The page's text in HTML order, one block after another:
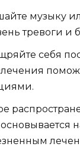
музыку
тревоги и
себя